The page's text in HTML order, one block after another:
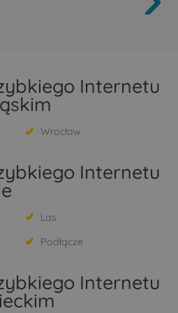
Internetu
Wrocław
Internetu
Las
Podłącze
Internetu